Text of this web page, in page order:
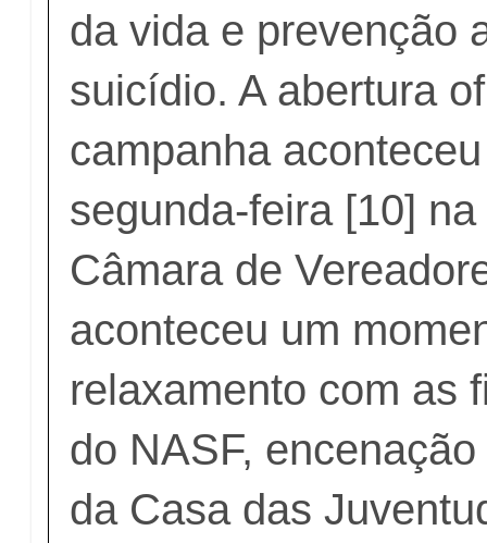
da vida e prevenção
suicídio. A abertura
campanha
segunda-feira [10]
Câmara de
aconteceu um
relaxamento com as
do NASF,
da Casa das